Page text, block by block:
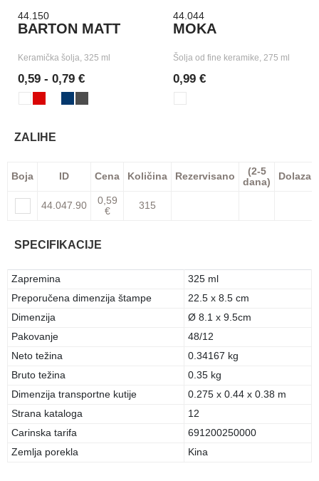
44.150
BARTON MATT
Keramička šolja, 325 ml
0,59 - 0,79 €
44.044
MOKA
Šolja od fine keramike, 275 ml
0,99 €
ZALIHE
Boja ID Cena Količina Rezervisano
(2-5
dana)
Dolazak
44.047.90
0,59
€
315
SPECIFIKACIJE
Zapremina
325 ml
Preporučena dimenzija štampe
22.5 x 8.5 cm
Dimenzija
Ø 8.1 x 9.5cm
Pakovanje
48/12
Neto težina
0.34167 kg
Bruto težina
0.35 kg
Dimenzija transportne kutije
0.275 x 0.44 x 0.38 m
Strana kataloga
12
Carinska tarifa
691200250000
Zemlja porekla
Kina